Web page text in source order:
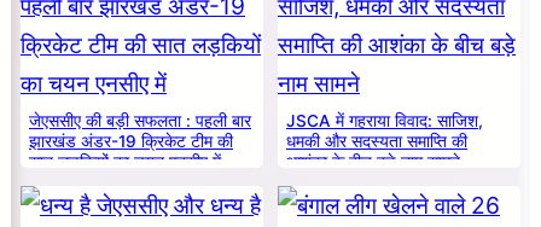
जेएससीए की बड़ी सफलता : पहली बार
झारखंड अंडर-19 क्रिकेट टीम की
सात लड़कियों का चयन एनसीए में
JSCA में गहराया विवाद: साजिश,
धमकी और सदस्यता समाप्ति की
आशंका के बीच बड़े नाम सामने